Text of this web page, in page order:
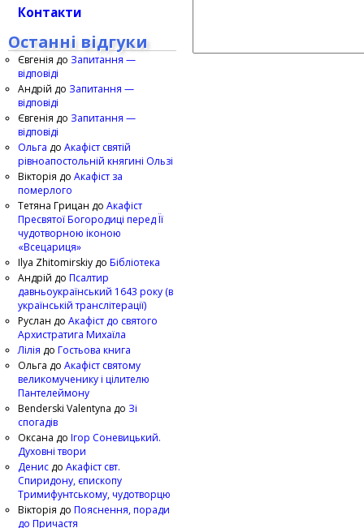
Контакти
Останні відгуки
Євгенія до Запитання —
відповіді
Андрій до Запитання —
відповіді
Євгенія до Запитання —
відповіді
Ольга до Акафіст святій
рівноапостольній княгині Ользі
Вікторія до Акафіст за
померлого
Тетяна Грицан до Акафіст
Пресвятої Богородиці перед Її
чудотворною іконою
«Всецариця»
Ilya Zhitomirskiy до Бібліотека
Андрій до Псалтир
давньоукраїнський 1643 року (в
українській транслітерації)
Руслан до Акафіст до святого
Архистратига Михаїла
Лілія до Гостьова книга
Ольга до Акафіст святому
великомученику і цілителю
Пантелеймону
Benderski Valentyna до Зі
спогадів
Оксана до Ігор Соневицький.
Духовні твори
Денис до Акафіст свт.
Спиридону, єпископу
Тримифунтському, чудотворцю
Вікторія до Пояснення, поради
до Причастя